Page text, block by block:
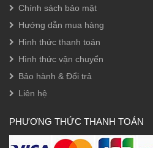
Chính sách bảo mật
Hướng dẫn mua hàng
Hình thức thanh toán
Hình thức vận chuyển
Bảo hành & Đổi trả
Liên hệ
PHƯƠNG THỨC THANH TOÁN